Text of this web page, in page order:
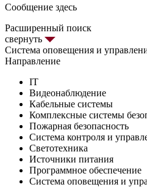
Сообщение здесь
Расширенный поиск
свернуть
Система оповещения и
Направление
IT
Видеонаблюдение
Кабельные системы
Комплексные системы
Пожарная безопасность
Система контроля и
Светотехника
Источники питания
Программное обеспечение
Система оповещения и